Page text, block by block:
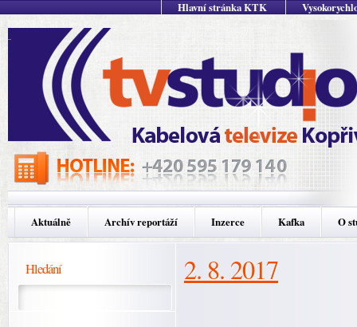
Hlavní stránka KTK
Aktuálně Archív reportáží Inzerce Kafka O
Hledání 2. 8. 2017